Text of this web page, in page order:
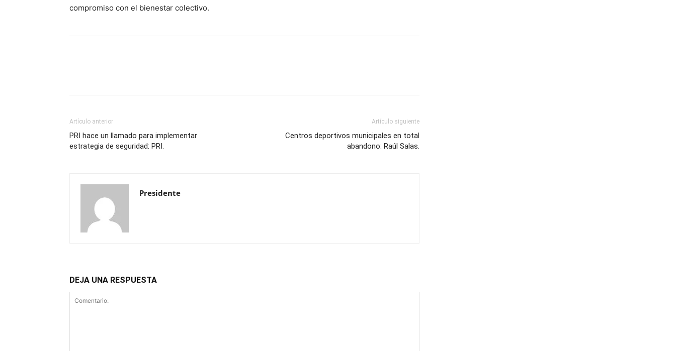
compromiso con el bienestar colectivo.
Artículo anterior
PRI hace un llamado para implementar
estrategia de seguridad: PRI.
Artículo siguiente
Centros deportivos municipales en total
abandono: Raúl Salas.
Presidente
DEJA UNA RESPUESTA